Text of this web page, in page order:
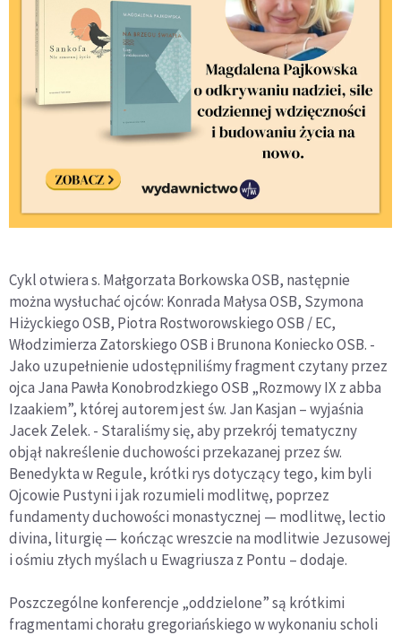
Cykl otwiera s. Małgorzata Borkowska OSB, następnie
można wysłuchać ojców: Konrada Małysa OSB, Szymona
Hiżyckiego OSB, Piotra Rostworowskiego OSB / EC,
Włodzimierza Zatorskiego OSB i Brunona Koniecko OSB. -
Jako uzupełnienie udostępniliśmy fragment czytany przez
ojca Jana Pawła Konobrodzkiego OSB „Rozmowy IX z abba
Izaakiem”, której autorem jest św. Jan Kasjan – wyjaśnia
Jacek Zelek. - Staraliśmy się, aby przekrój tematyczny
objął nakreślenie duchowości przekazanej przez św.
Benedykta w Regule, krótki rys dotyczący tego, kim byli
Ojcowie Pustyni i jak rozumieli modlitwę, poprzez
fundamenty duchowości monastycznej — modlitwę, lectio
divina, liturgię — kończąc wreszcie na modlitwie Jezusowej
i ośmiu złych myślach u Ewagriusza z Pontu – dodaje.
Poszczególne konferencje „oddzielone” są krótkimi
fragmentami chorału gregoriańskiego w wykonaniu scholi